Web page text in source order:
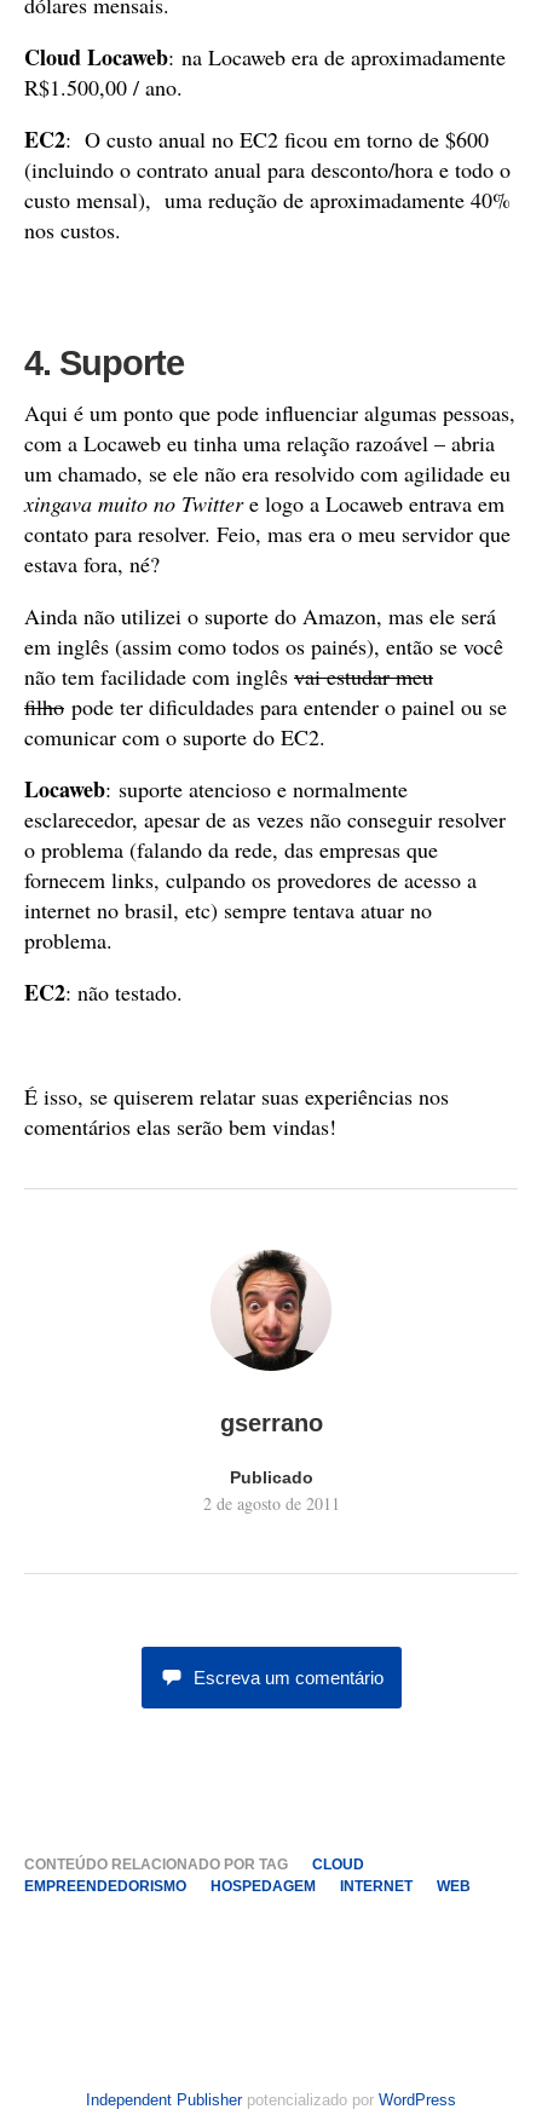
Cloud Locaweb: na Locaweb era de aproximadamente
R$1.500,00 / ano.
EC2: O custo anual no EC2 ficou em torno de $600
(incluindo o contrato anual para desconto/hora e todo o
custo mensal), uma redução de aproximadamente 40%
nos custos.
4. Suporte
Aqui é um ponto que pode influenciar algumas pessoas,
com a Locaweb eu tinha uma relação razoável – abria
um chamado, se ele não era resolvido com agilidade eu
xingava muito no Twittere logo a Locaweb entrava em
contato para resolver. Feio, mas era o meu servidor que
estava fora, né?
Ainda não utilizei o suporte do Amazon, mas ele será
em inglês (assim como todos os painés), então se você
não tem facilidade com inglês vai estudar meu
filho pode ter dificuldades para entender o painel ou se
comunicar com o suporte do EC2.
Locaweb: suporte atencioso e normalmente
esclarecedor, apesar de as vezes não conseguir resolver
o problema (falando da rede, das empresas que
fornecem links, culpando os provedores de acesso a
internet no brasil, etc) sempre tentava atuar no
problema.
EC2: não testado.
É isso, se quiserem relatar suas experiências nos
comentários elas serão bem vindas!
gserrano
Publicado
2 de agosto de 2011
Escreva um comentário
CONTEÚDO RELACIONADO POR TAG
CLOUD
EMPREENDEDORISMO
HOSPEDAGEM INTERNET WEB
Independent Publisherpotencializado por WordPress